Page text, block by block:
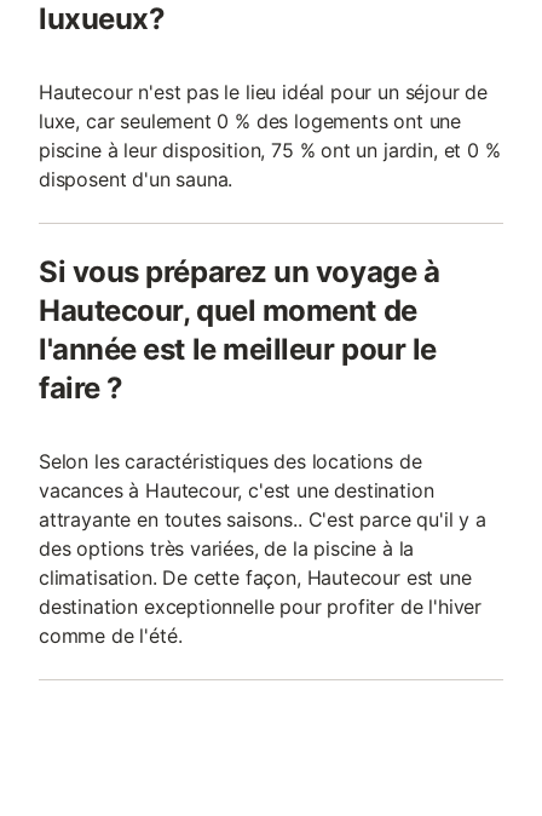
luxueux?
Hautecour n'est pas le lieu idéal pour un séjour de
luxe, car seulement 0 % des logements ont une
piscine à leur disposition, 75 % ont un jardin, et 0 %
disposent d'un sauna.
Si vous préparez un voyage à
Hautecour, quel moment de
l'année est le meilleur pour le
faire ?
Selon les caractéristiques des locations de
vacances à Hautecour, c'est une destination
attrayante en toutes saisons.. C'est parce qu'il y a
des options très variées, de la piscine à la
climatisation. De cette façon, Hautecour est une
destination exceptionnelle pour profiter de l'hiver
comme de l'été.